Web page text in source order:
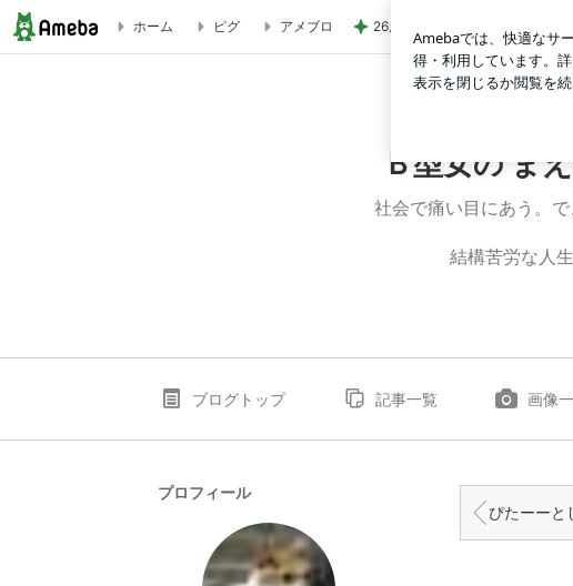
とりあえず つくってみる | Ｂ型女の まえむき性格**Ｏ型男 と 芸まな
ホーム ピグ アメブロ 26度の日にこれからの行き先
Ｂ型女の ま
社会で痛い目にあう。
結構苦労な人
ブログトップ 記事一覧 画像
ぴたーーとした
プロフィール